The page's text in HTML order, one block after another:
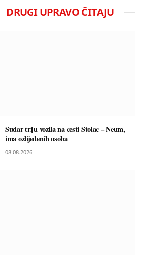
DRUGI UPRAVO ČITAJU
Sudar triju vozila na cesti Stolac – Neum,
ima ozlijeđenih osoba
08.08.2026